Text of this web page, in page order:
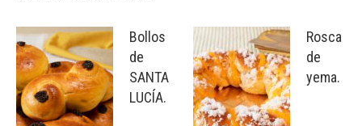
Bollos
de
SANTA
LUCÍA.
Rosca
de
yema.